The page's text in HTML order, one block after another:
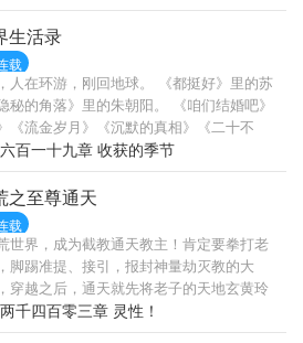
生活录
载
在环游，刚回地球。 《都挺好》里的苏
秘的角落》里的朱朝阳。 《咱们结婚吧》
《流金岁月》《沉默的真相》《二十不
而已》《小舍得》《奋斗》《前任三》
北京爱情故事》《好先生》《我是余欢
派》《我的体育老师》《致青春》《小欢
代》… 剧名不分先后，后面会随时补充，
主。 已有一百六十多万字的完本作品，大
。
百一十九章 收获的季节
之至尊通天
载
世界，成为截教通天教主！肯定要拳打老
脚踢准提、接引，报封神量劫灭教的大
穿越之后，通天就先将老子的天地玄黄玲
了！然后，得至宝，收道侣，立截教，通
震诸天万界！
千四百零三章 灵性！